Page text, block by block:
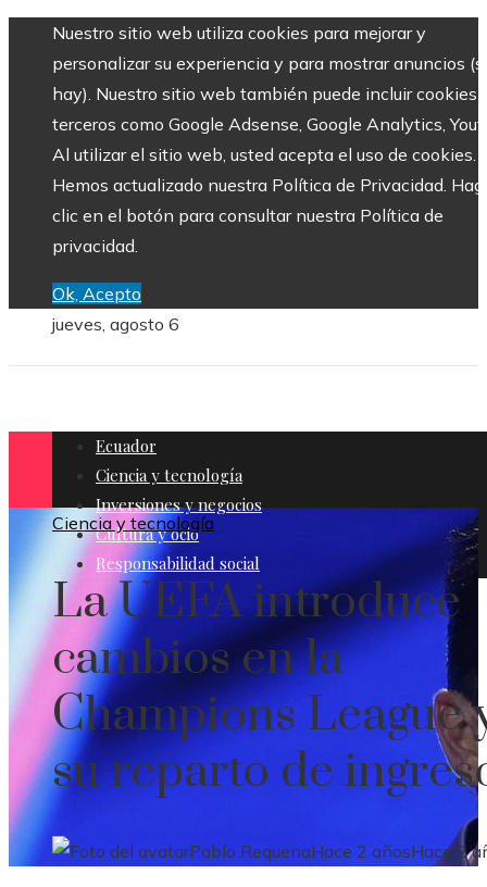
Nuestro sitio web utiliza cookies para mejorar y
personalizar su experiencia y para mostrar anuncios
hay). Nuestro sitio web también puede incluir cookies
terceros como Google Adsense, Google Analytics,
Al utilizar el sitio web, usted acepta el uso de cookies.
Hemos actualizado nuestra Política de Privacidad.
clic en el botón para consultar nuestra Política de
privacidad.
Ok, Acepto
jueves, agosto 6
Ecuador
Ciencia y tecnología
Inversiones y negocios
Cultura y ocio
Responsabilidad social
Ciencia y tecnología
La UEFA introduce
cambios en la
Champions League
su reparto de
Pablo RequenaHace 2 añosHace 2